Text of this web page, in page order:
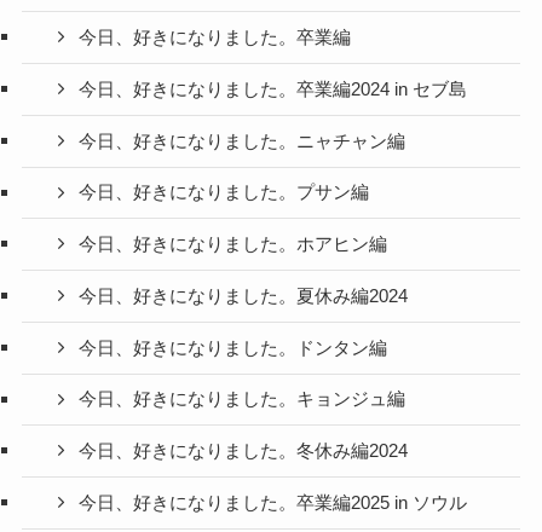
今日、好きになりました。卒業編
今日、好きになりました。卒業編2024 in セブ島
今日、好きになりました。ニャチャン編
今日、好きになりました。プサン編
今日、好きになりました。ホアヒン編
今日、好きになりました。夏休み編2024
今日、好きになりました。ドンタン編
今日、好きになりました。キョンジュ編
今日、好きになりました。冬休み編2024
今日、好きになりました。卒業編2025 in ソウル